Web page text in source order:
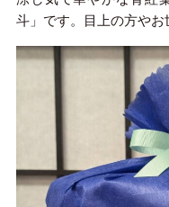
斗」です。目上の方や